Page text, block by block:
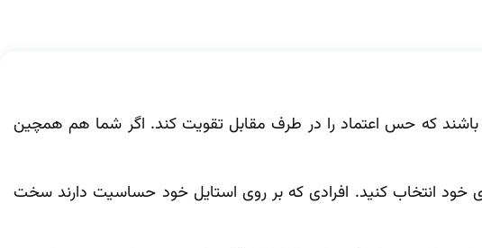
باشند که حس اعتماد را در طرف مقابل تقویت کند. اگر شما هم همچین
خود انتخاب کنید. افرادی که بر روی استایل خود حساسیت دارند سخت‌